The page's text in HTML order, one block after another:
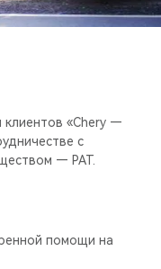
«Chery —
с
— РАТ.
помощи на